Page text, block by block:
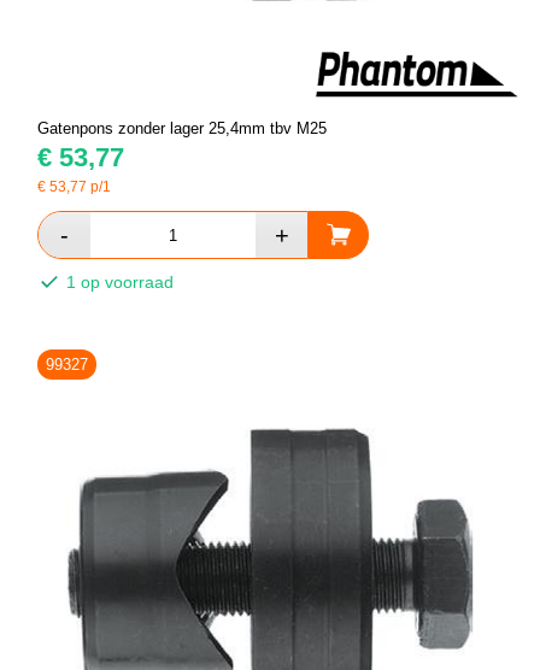
Gatenpons zonder lager 25,4mm tbv M25
€ 53,77
€53,77 p/1
1 op voorraad
99327